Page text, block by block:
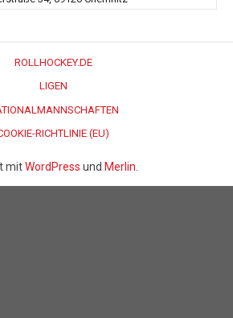
ROLLHOCKEY.DE
LIGEN
RICHTLINIE (EU)
mitWordPress und Merlin.